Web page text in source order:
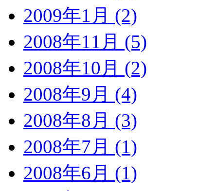
2009年1月 (2)
2008年11月 (5)
2008年10月 (2)
2008年9月 (4)
2008年8月 (3)
2008年7月 (1)
2008年6月 (1)